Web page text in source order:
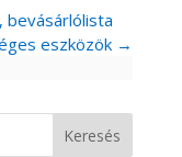
bevásárlólista
eszközök